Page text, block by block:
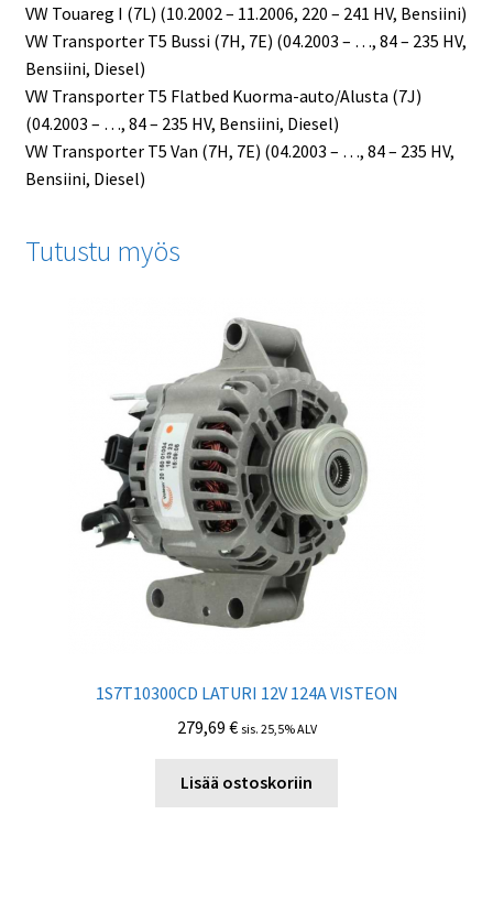
VW Touareg I (7L) (10.2002 – 11.2006, 220 – 241 HV, Bensiini)
VW Transporter T5 Bussi (7H, 7E) (04.2003 – …, 84 – 235 HV,
Bensiini, Diesel)
VW Transporter T5 Flatbed Kuorma-auto/Alusta (7J)
(04.2003 – …, 84 – 235 HV, Bensiini, Diesel)
VW Transporter T5 Van (7H, 7E) (04.2003 – …, 84 – 235 HV,
Bensiini, Diesel)
Tutustu myös
1S7T10300CD LATURI 12V 124A VISTEON
279,69 € sis. 25,5% ALV
Lisää ostoskoriin